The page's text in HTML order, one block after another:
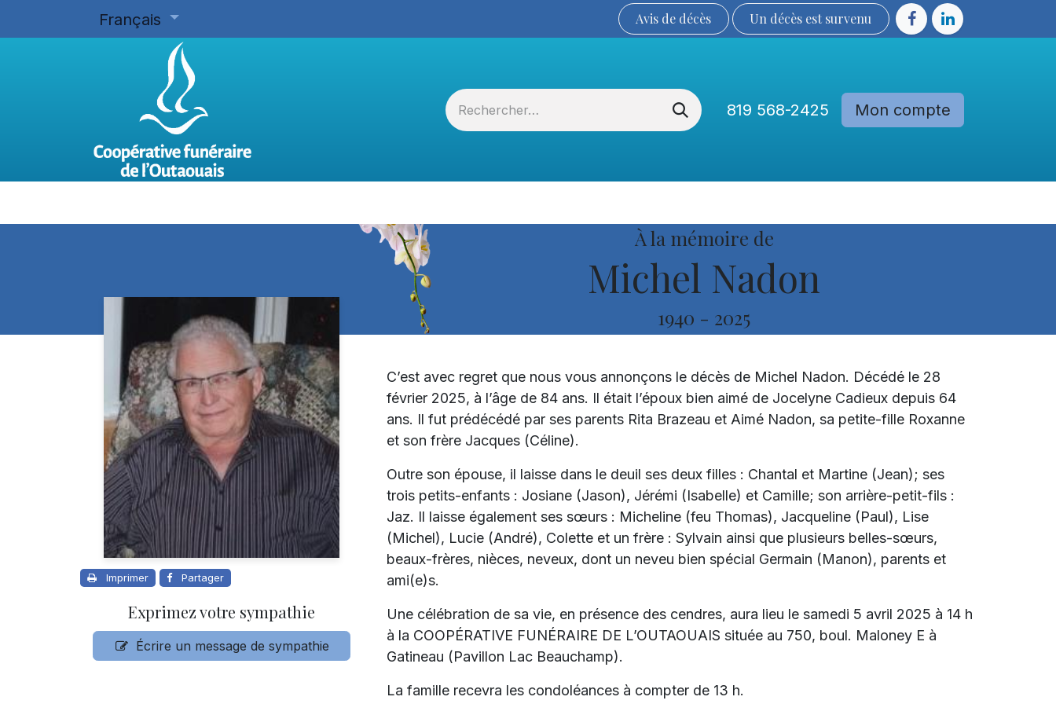
Français Avis de décès Un décès est sur​​​​​​​​ve​nu​​​​​​​​​​
819 568-2425 Mon compte
À la mémoire de
Michel Nadon
1940 - 2025
Imprimer Partager
Exprimez votre sympathie
Écrire un message de sympathie
C’est avec regret que nous vous annonçons le décès de Michel Nadon. Décédé le 28
février 2025, à l’âge de 84 ans. Il était l’époux bien aimé de Jocelyne Cadieux depuis 64
ans. Il fut prédécédé par ses parents Rita Brazeau et Aimé Nadon, sa petite-fille Roxanne
et son frère Jacques (Céline).
Outre son épouse, il laisse dans le deuil ses deux filles : Chantal et Martine (Jean); ses
trois petits-enfants : Josiane (Jason), Jérémi (Isabelle) et Camille; son arrière-petit-fils :
Jaz. Il laisse également ses sœurs : Micheline (feu Thomas), Jacqueline (Paul), Lise
(Michel), Lucie (André), Colette et un frère : Sylvain ainsi que plusieurs belles-sœurs,
beaux-frères, nièces, neveux, dont un neveu bien spécial Germain (Manon), parents et
ami(e)s.
Une célébration de sa vie, en présence des cendres, aura lieu le samedi 5 avril 2025 à 14 h
à la COOPÉRATIVE FUNÉRAIRE DE L’OUTAOUAIS située au 750, boul. Maloney E à
Gatineau (Pavillon Lac Beauchamp).
La famille recevra les condoléances à compter de 13 h.